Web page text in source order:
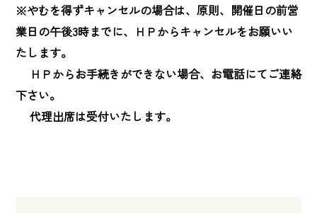
※やむを得ずキャンセルの場合は、原則、開催日の前営
業日の午後3時までに、ＨＰからキャンセルをお願いい
たします。
ＨＰからお手続きができない場合、お電話にてご連絡
下さい。
代理出席は受付いたします。